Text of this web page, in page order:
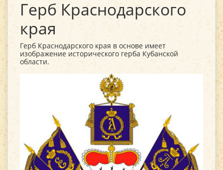
Герб Краснодарского
края
Герб Краснодарского края в основе имеет
изображение исторического герба Кубанской
области.